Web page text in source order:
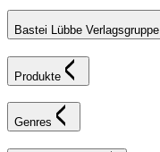
Bastei Lübbe Verlagsgruppe
Produkte
Genres